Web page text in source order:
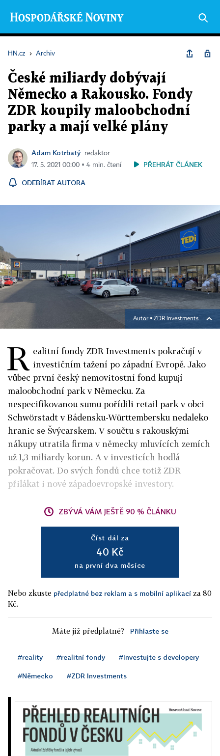
HN.cz › Archiv
České miliardy dobývají
Německo a Rakousko. Fondy
ZDR koupily maloobchodní
parky a mají velké plány
Adam Kotrbatý
redaktor
17. 5. 2021 00:00 ▪ 4 min. čtení
PŘEHRÁT ČLÁNEK
ODEBÍRAT AUTORA
Autor ▪ ZDR Investments
R ealitní fondy ZDR Investments pokračují v
investičním tažení po západní Evropě. Jako
vůbec první český nemovitostní fond kupují
maloobchodní park v Německu. Za
nespecifikovanou sumu pořídili retail park v obci
Schwörstadt v Bádensku-Württembersku nedaleko
hranic se Švýcarskem. V součtu s rakouskými
nákupy utratila firma v německy mluvících zemích
už 1,3 miliardy korun. A v investicích hodlá
pokračovat. Do svých fondů chce totiž ZDR
přilákat i nové západoevropské investory.
ZBÝVÁ VÁM JEŠTĚ 90 % ČLÁNKU
Číst dál za
40 Kč
na první dva měsíce
Nebo zkuste předplatné bez reklam a s mobilní aplikací za 80
Kč.
Máte již předplatné? Přihlaste se
#reality #realitní fondy #Investujte s developery
#Německo #ZDR Investments